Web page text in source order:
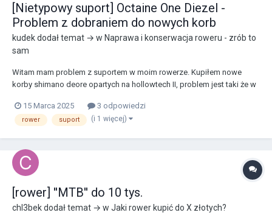
[Nietypowy suport] Octaine One Diezel -
Problem z dobraniem do nowych korb
kudekdodał temat → w Naprawa i konserwacja roweru - zrób to
sam
Witam mam problem z suportem w moim rowerze. Kupiłem nowe
korby shimano deore opartych na hollowtech II, problem jest taki że w
zrobić wymiary w ramie to: szerokość mufy 68mm, oś korby 24mm,
średnica mufy 37mm. Czy ktoś ma propozycję na ja...
15 Marca 2025 3 odpowiedzi
rower suport (i 1 więcej)
[rower] ''MTB'' do 10 tys.
chl3bekdodał temat → w Jaki rower kupić do X złotych?